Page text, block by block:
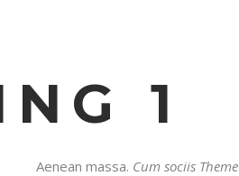
1
Aenean massa. Cum sociis Theme